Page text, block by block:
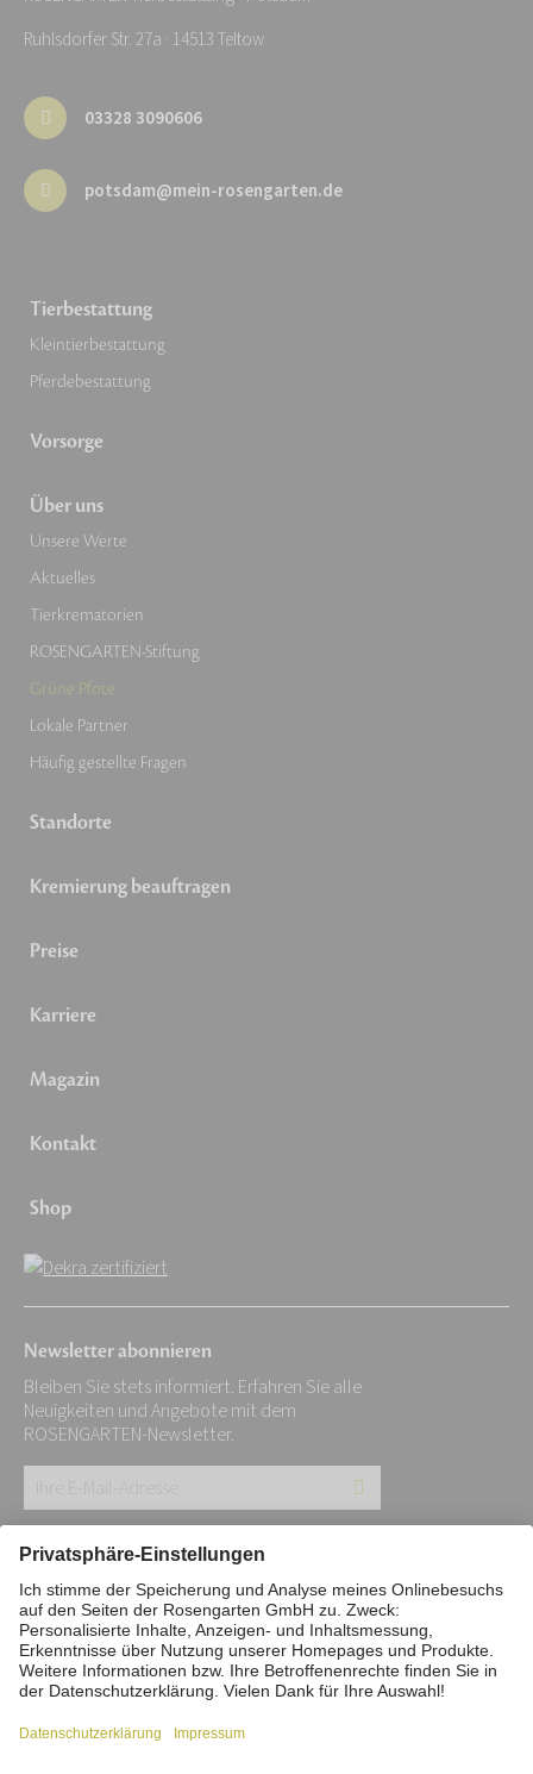
Ruhlsdorfer Str. 27a · 14513 Teltow
03328 3090606
potsdam@mein-rosengarten.de
Tierbestattung
Kleintierbestattung
Pferdebestattung
Vorsorge
Über uns
Unsere Werte
Aktuelles
Tierkrematorien
ROSENGARTEN-Stiftung
Grüne Pfote
Lokale Partner
Häufig gestellte Fragen
Standorte
Kremierung beauftragen
Preise
Karriere
Magazin
Kontakt
Shop
Newsletter abonnieren
Bleiben Sie stets informiert. Erfahren Sie alle
Neuigkeiten und Angebote mit dem
ROSENGARTEN-Newsletter.
E-
Mail-
Adresse:
*
Impressum Datenschutz
Stiftung
Interne Meldestelle
Zahlungsmittel
Barrierefreiheitserklärung
Vertrag widerrufen